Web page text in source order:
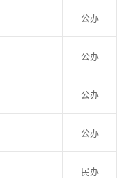
公办
公办
公办
公办
民办